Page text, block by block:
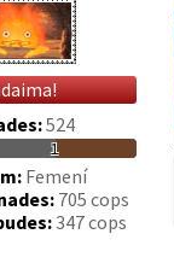
524
1
Femení
705 cops
347 cops